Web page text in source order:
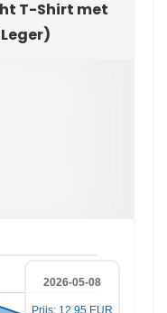
T-Shirt met
2026-05-08
Prijs: 12.95 EUR